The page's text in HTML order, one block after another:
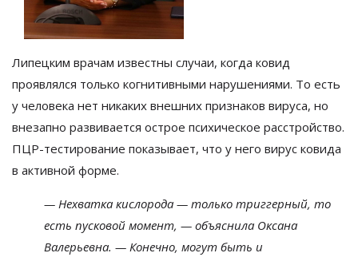
Липецким врачам известны случаи, когда ковид
проявлялся только когнитивными нарушениями. То есть
у человека нет никаких внешних признаков вируса, но
внезапно развивается острое психическое расстройство.
ПЦР-тестирование показывает, что у него вирус ковида
в активной форме.
— Нехватка кислорода — только триггерный, то
есть пусковой момент, — объяснила Оксана
Валерьевна. — Конечно, могут быть и